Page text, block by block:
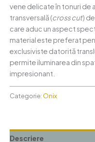
vene delicate în tonuri de
transversală (cross cut)
care aduc un aspect
material este preferat
exclusiviste datorită
permite iluminarea din
impresionant.
Categorie: Onix
Descriere